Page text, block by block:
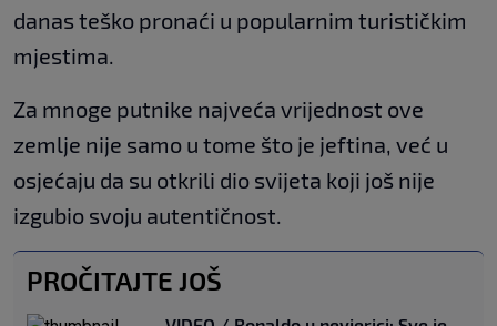
danas teško pronaći u popularnim turističkim
mjestima.
Za mnoge putnike najveća vrijednost ove
zemlje nije samo u tome što je jeftina, već u
osjećaju da su otkrili dio svijeta koji još nije
izgubio svoju autentičnost.
PROČITAJTE JOŠ